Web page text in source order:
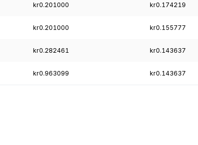
kr0.201000 kr0.174219
kr0.201000 kr0.155777
kr0.282461 kr0.143637
kr0.963099 kr0.143637